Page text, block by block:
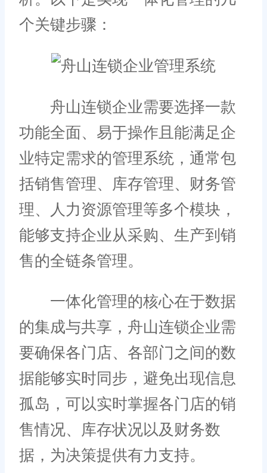
个关键步骤：
舟山连锁企业需要选择一款
功能全面、易于操作且能满足企
业特定需求的管理系统，通常包
括销售管理、库存管理、财务管
理、人力资源管理等多个模块，
能够支持企业从采购、生产到销
售的全链条管理。
一体化管理的核心在于数据
的集成与共享，舟山连锁企业需
要确保各门店、各部门之间的数
据能够实时同步，避免出现信息
孤岛，可以实时掌握各门店的销
售情况、库存状况以及财务数
据，为决策提供有力支持。